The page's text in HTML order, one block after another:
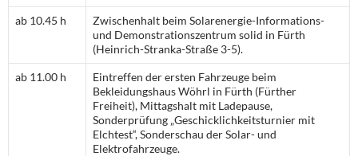
ab 10.45 h
Zwischenhalt beim Solarenergie-Informations-
und Demonstrationszentrum solid in Fürth
(Heinrich-Stranka-Straße 3-5).
ab 11.00 h
Eintreffen der ersten Fahrzeuge beim
Bekleidungshaus Wöhrl in Fürth (Fürther
Freiheit), Mittagshalt mit Ladepause,
Sonderprüfung „Geschicklichkeitsturnier mit
Elchtest“, Sonderschau der Solar- und
Elektrofahrzeuge.